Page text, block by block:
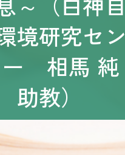
境研究セン
ー 相馬 純
助教）